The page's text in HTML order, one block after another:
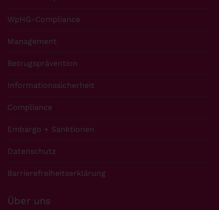
WpHG-Compliance
Management
Betrugsprävention
Informationssicherheit
Compliance
Embargo + Sanktionen
Datenschutz
Barrierefreiheitserklärung
Über uns